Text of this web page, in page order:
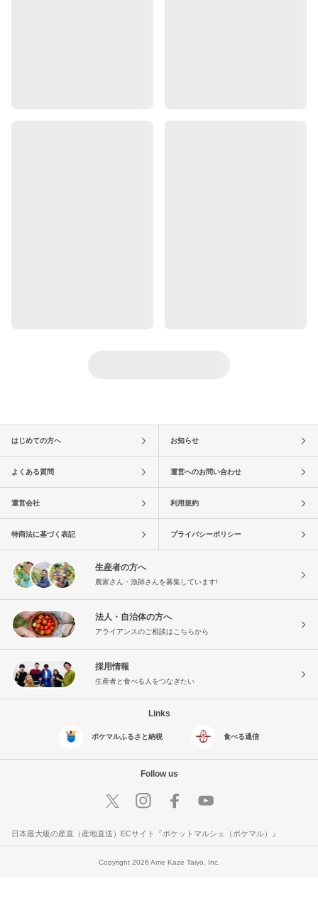
はじめての方へ お知らせ
よくある質問 運営へのお問い合わせ
運営会社 利用規約
特商法に基づく表記 プライバシーポリシー
生産者の方へ
農家さん・漁師さんを募集しています!
法人・自治体の方へ
アライアンスのご相談はこちらから
採用情報
生産者と食べる人をつなぎたい
Links
ポケマルふるさと納税 食べる通信
Follow us
日本最大級の産直（産地直送）ECサイト『ポケットマルシェ（ポケマル）』
Copyright 2026 Ame Kaze Taiyo, Inc.